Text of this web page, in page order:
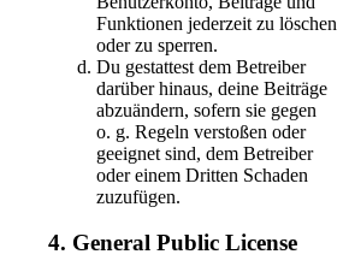
Funktionen jederzeit zu löschen
oder zu sperren.
Du gestattest dem Betreiber
darüber hinaus, deine Beiträge
abzuändern, sofern sie gegen
o. g. Regeln verstoßen oder
geeignet sind, dem Betreiber
oder einem Dritten Schaden
zuzufügen.
4. General Public License